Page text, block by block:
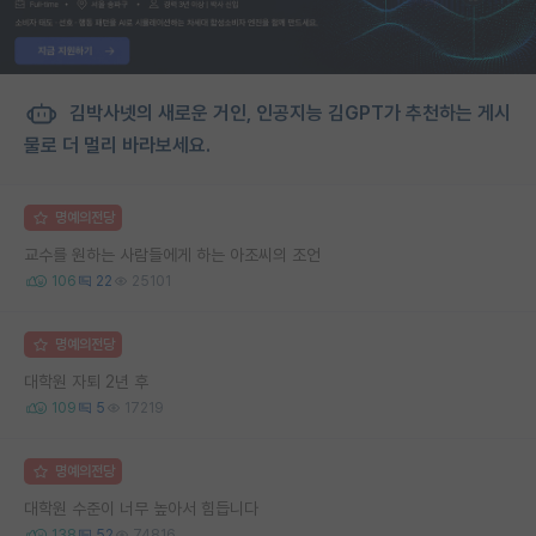
김박사넷의 새로운 거인, 인공지능 김GPT가 추천하는 게시
물로 더 멀리 바라보세요.
명예의전당
교수를 원하는 사람들에게 하는 아조씨의 조언
106 22 25101
명예의전당
대학원 자퇴 2년 후
109 5 17219
명예의전당
대학원 수준이 너무 높아서 힘듭니다